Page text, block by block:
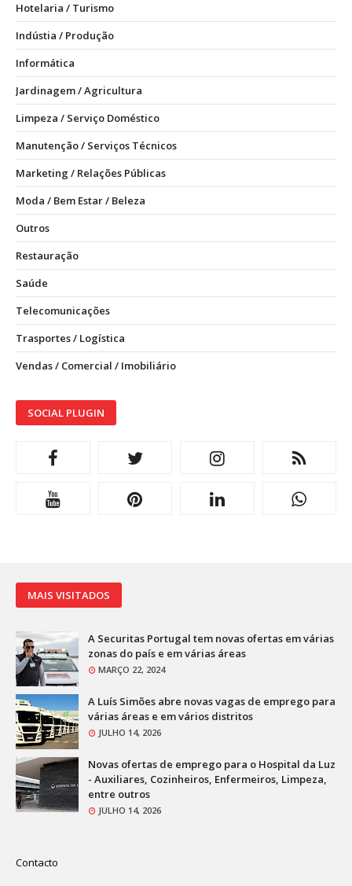
Hotelaria / Turismo
Indústia / Produção
Informática
Jardinagem / Agricultura
Limpeza / Serviço Doméstico
Manutenção / Serviços Técnicos
Marketing / Relações Públicas
Moda / Bem Estar / Beleza
Outros
Restauração
Saúde
Telecomunicações
Trasportes / Logística
Vendas / Comercial / Imobiliário
SOCIAL PLUGIN
MAIS VISITADOS
A Securitas Portugal tem novas ofertas em várias
zonas do país e em várias áreas
MARÇO 22, 2024
A Luís Simões abre novas vagas de emprego para
várias áreas e em vários distritos
JULHO 14, 2026
Novas ofertas de emprego para o Hospital da Luz
- Auxiliares, Cozinheiros, Enfermeiros, Limpeza,
entre outros
JULHO 14, 2026
Contacto